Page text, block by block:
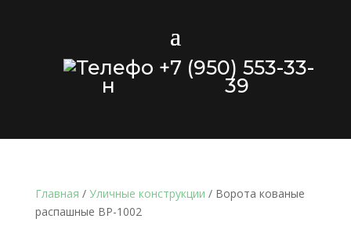
+7 (950) 553-33-
39
Главная / Уличные конструкции / Ворота кованые
распашные ВР-1002